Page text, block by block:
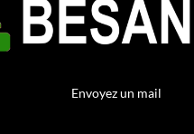
Envoyez un mail